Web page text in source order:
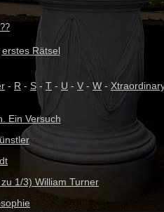
erstes Rätsel
- R - S- T - U - V - W -
Ein Versuch
1/3) William Turner